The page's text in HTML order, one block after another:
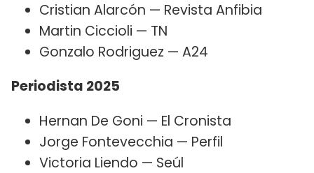
Cristian Alarcón — Revista Anfibia
Martin Ciccioli — TN
Gonzalo Rodriguez — A24
Periodista 2025
Hernan De Goni — El Cronista
Jorge Fontevecchia — Perfil
Victoria Liendo — Seúl